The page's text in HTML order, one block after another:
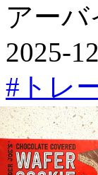
アー
2025-
#トレ